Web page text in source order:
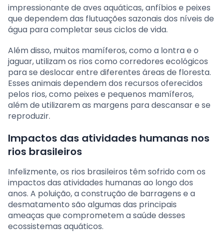
impressionante de aves aquáticas, anfíbios e peixes
que dependem das flutuações sazonais dos níveis de
água para completar seus ciclos de vida.
Além disso, muitos mamíferos, como a lontra e o
jaguar, utilizam os rios como corredores ecológicos
para se deslocar entre diferentes áreas de floresta.
Esses animais dependem dos recursos oferecidos
pelos rios, como peixes e pequenos mamíferos,
além de utilizarem as margens para descansar e se
reproduzir.
Impactos das atividades humanas nos
rios brasileiros
Infelizmente, os rios brasileiros têm sofrido com os
impactos das atividades humanas ao longo dos
anos. A poluição, a construção de barragens e a
desmatamento são algumas das principais
ameaças que comprometem a saúde desses
ecossistemas aquáticos.